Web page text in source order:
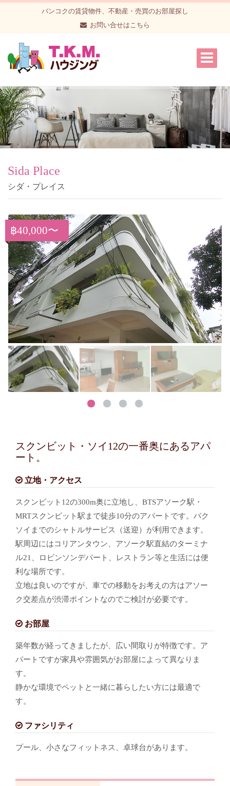
バンコクの賃貸物件、不動産・売買のお部屋探し
お問い合せはこちら
Sida Place
シダ・プレイス
฿40,000〜
スクンビット・ソイ12の一番奥にあるアパ
ート。
立地・アクセス
スクンビット12の300m奥に立地し、BTSアソーク駅・
MRTスクンビット駅まで徒歩10分のアパートです。パク
ソイまでのシャトルサービス（送迎）が利用できます。
駅周辺にはコリアンタウン、アソーク駅直結のターミナ
ル21、ロビンソンデパート、レストラン等と生活には便
利な場所です。
立地は良いのですが、車での移動をお考えの方はアソー
ク交差点が渋滞ポイントなのでご検討が必要です。
お部屋
築年数が経ってきましたが、広い間取りが特徴です。ア
パートですが家具や雰囲気がお部屋によって異なりま
す。
静かな環境でペットと一緒に暮らしたい方には最適で
す。
ファシリティ
プール、小さなフィットネス、卓球台があります。